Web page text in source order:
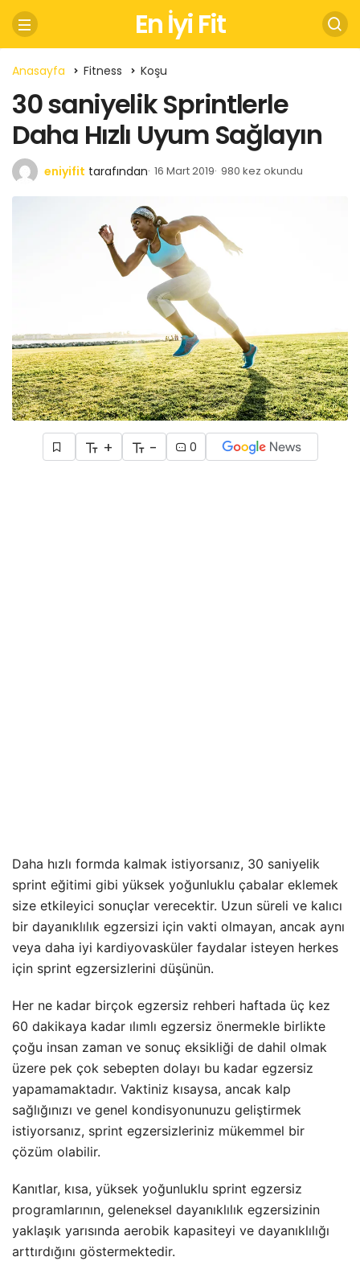
En İyi Fit
Anasayfa Fitness Koşu
30 saniyelik Sprintlerle
Daha Hızlı Uyum Sağlayın
eniyifit tarafından 16 Mart 2019 980 kez okundu
+ - 0
Daha hızlı formda kalmak istiyorsanız, 30 saniyelik
sprint eğitimi gibi yüksek yoğunluklu çabalar eklemek
size etkileyici sonuçlar verecektir. Uzun süreli ve kalıcı
bir dayanıklılık egzersizi için vakti olmayan, ancak aynı
veya daha iyi kardiyovasküler faydalar isteyen herkes
için sprint egzersizlerini düşünün.
Her ne kadar birçok egzersiz rehberi haftada üç kez
60 dakikaya kadar ılımlı egzersiz önermekle birlikte
çoğu insan zaman ve sonuç eksikliği de dahil olmak
üzere pek çok sebepten dolayı bu kadar egzersiz
yapamamaktadır. Vaktiniz kısaysa, ancak kalp
sağlığınızı ve genel kondisyonunuzu geliştirmek
istiyorsanız, sprint egzersizleriniz mükemmel bir
çözüm olabilir.
Kanıtlar, kısa, yüksek yoğunluklu sprint egzersiz
programlarının, geleneksel dayanıklılık egzersizinin
yaklaşık yarısında aerobik kapasiteyi ve dayanıklılığı
arttırdığını göstermektedir.